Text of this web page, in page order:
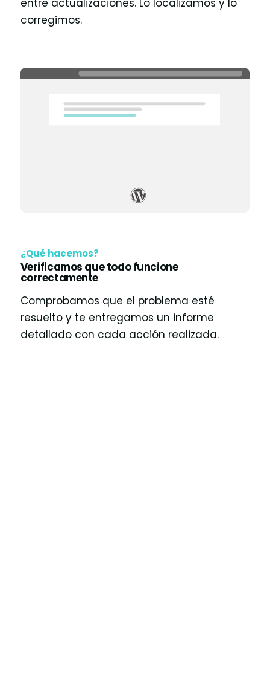
entre actualizaciones. Lo localizamos y lo
corregimos.
¿Qué hacemos?
Verificamos que todo funcione
correctamente
Comprobamos que el problema esté
resuelto y te entregamos un informe
detallado con cada acción realizada.